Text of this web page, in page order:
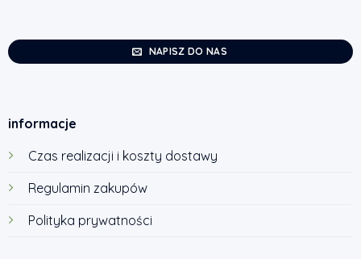
NAPISZ DO NAS
informacje
Czas realizacji i koszty dostawy
Regulamin zakupów
Polityka prywatności